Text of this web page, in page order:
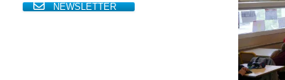
NEWSLETTER